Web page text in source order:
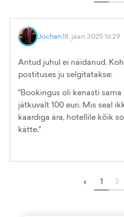
Jochen18. jaan 2025 16:29
Antud juhul ei näidanud.
postituses ju selgitatakse:
"Bookingus oli kenasti
jätkuvalt 100 euri. Mis seal
kaardiga ära, hotellile kõik
kätte."
‹ 1 2